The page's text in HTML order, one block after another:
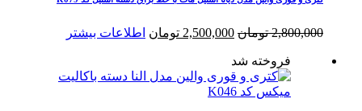
2,800,000 تومان قیمت
بود.
2,500,000 تومان قیمت
است.
اطلاعات بیشتر
فروخته شد